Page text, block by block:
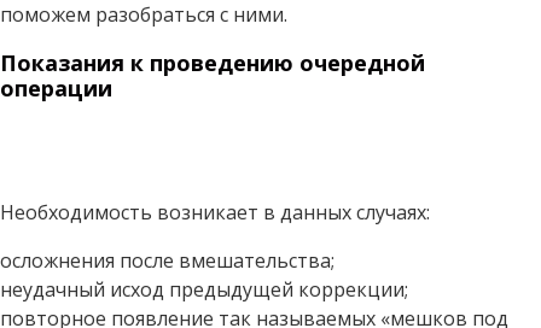
поможем разобраться с ними.
Показания к проведению очередной
операции
Необходимость возникает в данных случаях:
осложнения после вмешательства;
неудачный исход предыдущей коррекции;
повторное появление так называемых «мешков под